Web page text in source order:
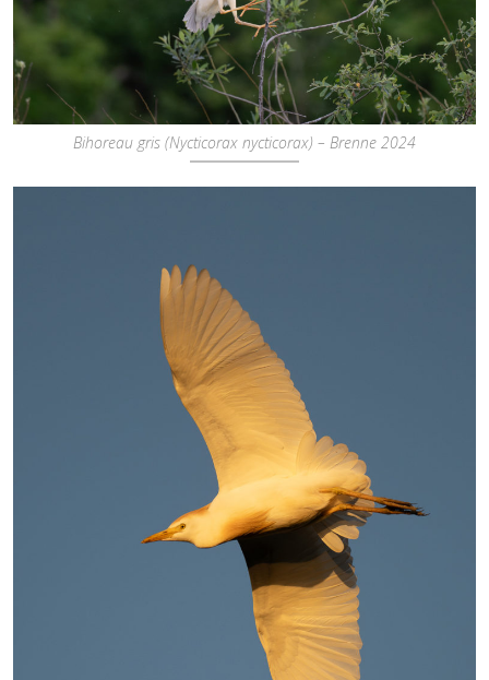
Bihoreau gris (Nycticorax nycticorax) – Brenne 2024